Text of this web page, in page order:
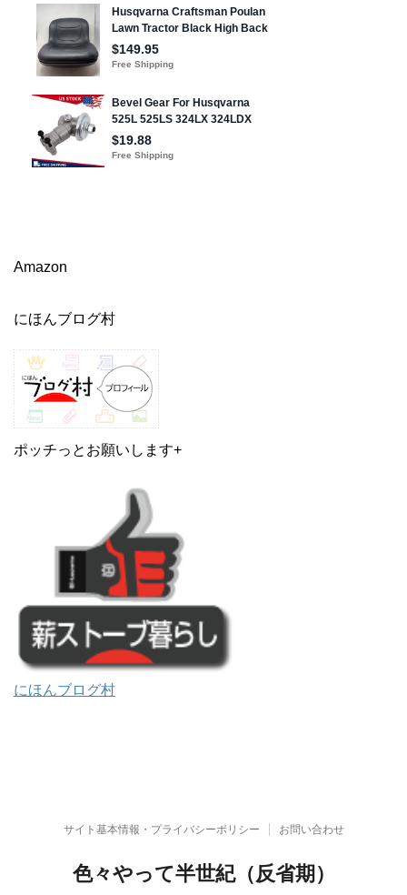
Amazon
にほんブログ村
ポッチっとお願いします+
にほんブログ村
サイト基本情報・プライバシーポリシー お問い合わせ
色々やって半世紀（反省期）